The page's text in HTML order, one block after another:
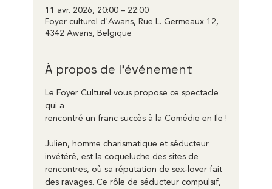
11 avr. 2026, 20:00 – 22:00
Foyer culturel d'Awans, Rue L. Germeaux 12,
4342 Awans, Belgique
À propos de l'événement
Le Foyer Culturel vous propose ce spectacle
qui a
rencontré un franc succès à la Comédie en Ile !
Julien, homme charismatique et séducteur
invétéré, est la coqueluche des sites de
rencontres, où sa réputation de sex-lover fait
des ravages. Ce rôle de séducteur compulsif,